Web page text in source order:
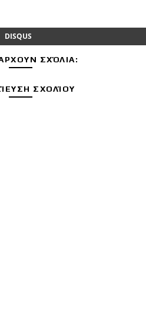
DISQUS
ΣΧΌΛΙΑ:
ΣΧΟΛΊΟΥ